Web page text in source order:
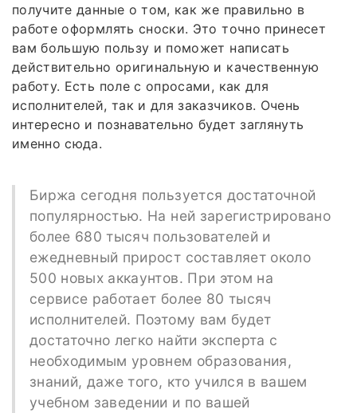
получите данные о том, как же правильно в
работе оформлять сноски. Это точно принесет
вам большую пользу и поможет написать
действительно оригинальную и качественную
работу. Есть поле с опросами, как для
исполнителей, так и для заказчиков. Очень
интересно и познавательно будет заглянуть
именно сюда.
Биржа сегодня пользуется достаточной
популярностью. На ней зарегистрировано
более 680 тысяч пользователей и
ежедневный прирост составляет около
500 новых аккаунтов. При этом на
сервисе работает более 80 тысяч
исполнителей. Поэтому вам будет
достаточно легко найти эксперта с
необходимым уровнем образования,
знаний, даже того, кто учился в вашем
учебном заведении и по вашей